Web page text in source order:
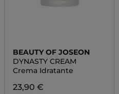
BEAUTY OF JOSEON
DYNASTY CREAM
Crema Idratante
23,90 €